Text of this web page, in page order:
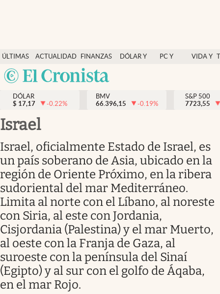
ÚLTIMAS
NOTICIAS
ACTUALIDAD
FINANZAS
Y
ECONOMÍA
DÓLAR Y
PC Y
VIDA Y
México
Uruguay
Actualidad
Finanzas y economía
Dólar y mercados
Opinión
Brand Strategy
Pc y celular
Vida y estilo
Tv
Clima
Espiritualidad
Mediakit
abre en nueva pestaña
México
DÓLAR
$ 17,17 -0.22%
BMV
66.396,15
-0.19%
S&P 500
7723,55
Israel
Israel, oficialmente Estado de Israel, es
un país soberano de Asia, ubicado en la
región de Oriente Próximo, en la ribera
sudoriental del mar Mediterráneo.
Limita al norte con el Líbano, al noreste
con Siria, al este con Jordania,
Cisjordania (Palestina) y el mar Muerto,
al oeste con la Franja de Gaza, al
suroeste con la península del Sinaí
(Egipto) y al sur con el golfo de Áqaba,
en el mar Rojo.